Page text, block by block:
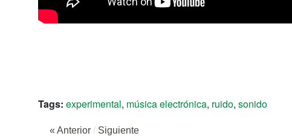
Tags: experimental, música electrónica, ruido, sonido
« Anterior / Siguiente